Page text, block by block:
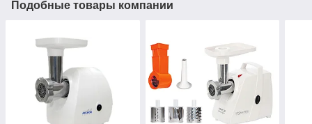
Подобные товары компании